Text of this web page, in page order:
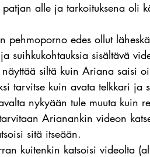
alle ja tarkoituksena oli
pehmoporno edes ollut
suihkukohtauksia sisältävä
siltä kuin Ariana saisi
tarvitse kuin avata telkkari ja
nykyään tule muuta kuin
Arianankin videon
sitä itseään.
kuitenkin katsoisi videolta